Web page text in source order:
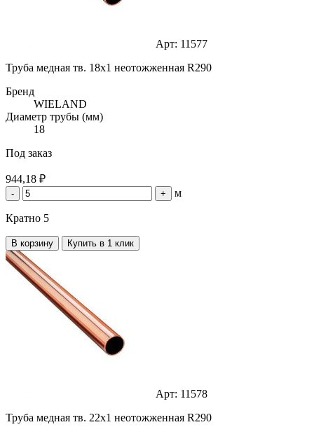
Арт: 11577
Труба медная тв. 18х1 неотожженная R290
Бренд
WIELAND
Диаметр трубы (мм)
18
Под заказ
944,18 ₽
- + м
Кратно 5
В корзину Купить в 1 клик
Арт: 11578
Труба медная тв. 22х1 неотожженная R290